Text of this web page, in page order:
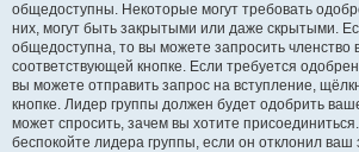
общедоступны. Некоторые могут требовать
них, могут быть закрытыми или даже скрытыми.
общедоступна, то вы можете запросить членство
соответствующей кнопке. Если требуется
вы можете отправить запрос на вступление,
кнопке. Лидер группы должен будет одобрить
может спросить, зачем вы хотите
беспокойте лидера группы, если он отклонил ваш